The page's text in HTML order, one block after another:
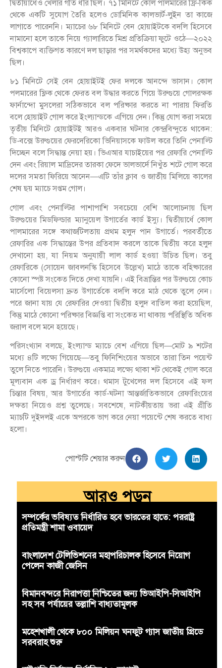
দ্বিতীয়ার্ধেও খেলার গতি ধীর ছিল। ৭১ মিনিটে কোল পালমারের ফ্রি-কিক
থেকে একটি সুযোগ তৈরি হলেও ডোমিনিক কালভার্ট-লুইন তা কাজে
লাগাতে পারেননি। ম্যাচের ৬৮ মিনিটে বেন হোয়াইটকে বদলি হিসেবে
নামানো হলে তাকে নিয়ে গ্যালারিতে মিশ্র প্রতিক্রিয়া ফুটে ওঠে—২০২২
বিশ্বকাপে ব্যক্তিগত কারণে দল ছাড়ার পর সমর্থকদের মধ্যে উহ্য অনুভব
ছিল।
৮১ মিনিটে সেই বেন হোয়াইটই ফের দলকে আনন্দে ভাসান। কোল
পলমারের ফ্লিক থেকে ফেরত বল উদ্ধার করতে গিয়ে উরুগুয়ে গোলরক্ষক
ফার্নান্দো মুসলেরা সঠিকভাবে বল পরিষ্কার করতে না পারায় ফিরতি
বলে হোয়াইট গোল করে ইংল্যান্ডকে এগিয়ে দেন। কিন্তু যোগ করা সময়ে
তৃতীয় মিনিটে হোয়াইটই আরও একবার ঘটনার কেন্দ্রবিন্দুতে থাকেন:
ডি-বক্সে উরুগুয়ের ফেরদেরিকো ভিনিয়াসকে ফাউল করে তিনি পেনাল্টি
দিচ্ছেন বলে সিদ্ধান্ত নেয়া হয়। ভিএআর যাচাইয়ের পর রেফারি পেনাল্টি
দেন এবং রিয়াল মাদ্রিদের তারকা ফেদে ভালভার্দে নিখুঁত শটে গোল করে
দলের সমতা ফিরিয়ে আনেন—এটি তাঁর ক্লাব ও জাতীয় মিলিয়ে কালের
শেষ ছয় ম্যাচে সপ্তম গোল।
গোল এবং পেনাল্টির পাশাপাশি সবচেয়ে বেশি আলোচনায় ছিল
উরুগুয়ের মিডফিল্ডার ম্যানুয়েল উগার্তের কার্ড ইস্যু। দ্বিতীয়ার্ধে কোল
পালমারের সঙ্গে কথাজটিলতায় প্রথম হলুদ পান উগার্তে। পরবর্তীতে
রেফারির এক সিদ্ধান্তের উপর প্রতিবাদ করলে তাকে দ্বিতীয় করে হলুদ
দেখানো হয়, যা নিয়ম অনুযায়ী লাল কার্ড হওয়া উচিত ছিল। তবু
রেফারিকে (সোয়েন জাবলনস্কি হিসেবে উল্লেখ) মাঠে তাকে বহিষ্কারের
কোনো স্পষ্ট সংকেত দিতে দেখা যায়নি। এই বিভ্রান্তির পর উরুগুয়ে কোচ
মার্সেলো বিয়েলসা দ্রুত উগার্তেকে বদলি করে মাঠ থেকে তুলে নেন।
পরে জানা যায় যে রেফারির দেওয়া দ্বিতীয় হলুদ বাতিল করা হয়েছিল,
কিন্তু মাঠে কোনো পরিষ্কার বিজ্ঞপ্তি বা সংকেত না থাকায় পরিস্থিতি অধিক
জরাল বলে মনে হয়েছে।
পরিসংখ্যান বলছে, ইংল্যান্ড ম্যাচে বেশ এগিয়ে ছিল—মোট ৯ শটের
মধ্যে ৪টি লক্ষ্যে গিয়েছে—তবু ফিনিশিংয়ের অভাবে তারা তিন পয়েন্ট
তুলে নিতে পারেনি। উরুগুয়ে একমাত্র লক্ষ্যে থাকা শট থেকেই গোল করে
মূল্যবান এক ড্র নির্ধারণ করে। থমাস টুখেলের দল হিসেবে এই ফল
চিন্তার বিষয়, আর উগার্তের কার্ড-ঘটনা আন্তর্জাতিকভাবে রেফারিংয়ের
দক্ষতা নিয়েও প্রশ্ন তুলেছে। সবশেষে, নাটকীয়তায় ভরা এই প্রীতি
ম্যাচটি দুইদলই একে অপরকে ভাগ করে নেয়া পয়েন্টে শেষ করতে বাধ্য
হলো।
পোস্টটি শেয়ার করুন
আরও পড়ুন
সম্পর্কের ভবিষ্যত নির্ধারিত হবে ভারতের হাতে: পররাষ্ট্র
প্রতিমন্ত্রী শামা ওবায়েদ
বাংলাদেশ টেলিভিশনের মহাপরিচালক হিসেবে নিয়োগ
পেলেন কাজী জেসিন
বিমানবন্দরে নিরাপত্তা নিশ্চিতের জন্য ভিআইপি-সিআইপি
সহ সব পর্যায়ের তল্লাশি বাধ্যতামূলক
মহেশখালী থেকে ৮০০ মিলিয়ন ঘনফুট গ্যাস জাতীয় গ্রিডে
সরবরাহ শুরু